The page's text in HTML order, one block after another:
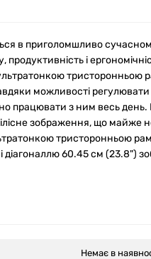
в приголомшливо
і
тристоронньою
можливості
працювати з ним весь
зображення, що майже
тристоронньою
діагоналлю 60.45 см (23.8")
Немає в